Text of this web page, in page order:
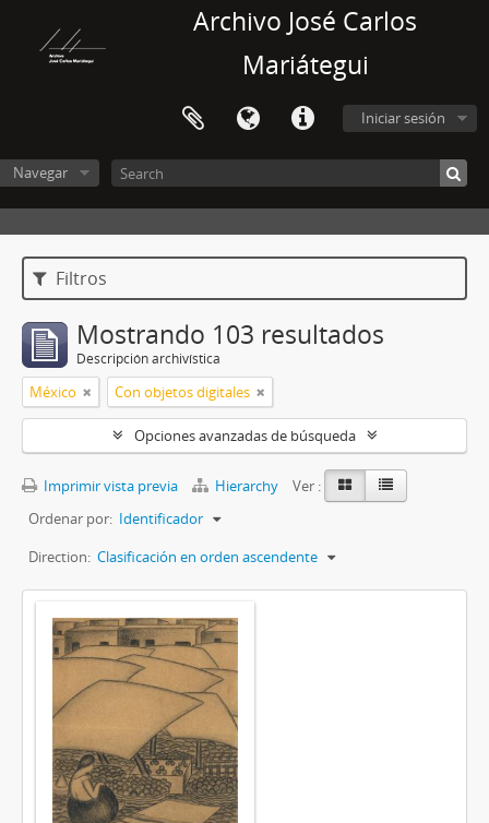
Archivo José Carlos
Mariátegui
Iniciar sesión
Navegar
Filtros
Mostrando 103 resultados
Descripción archivística
México Con objetos digitales
Opciones avanzadas de búsqueda
Imprimir vista previa Hierarchy
Ver :
Ordenar por: Identificador
Direction: Clasificación en orden ascendente